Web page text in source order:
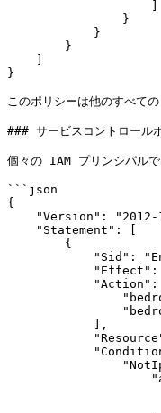
                }
            }
        }
}
このポリシーは他のすべて
### サービスコントロール
個々の IAM プリンシパル
```json
{
"Version": "2012-
    "Statement": [
        {
"Sid":
"Effect":
"Action":
            ],